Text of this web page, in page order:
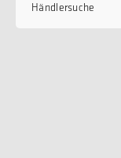
Händlersuche